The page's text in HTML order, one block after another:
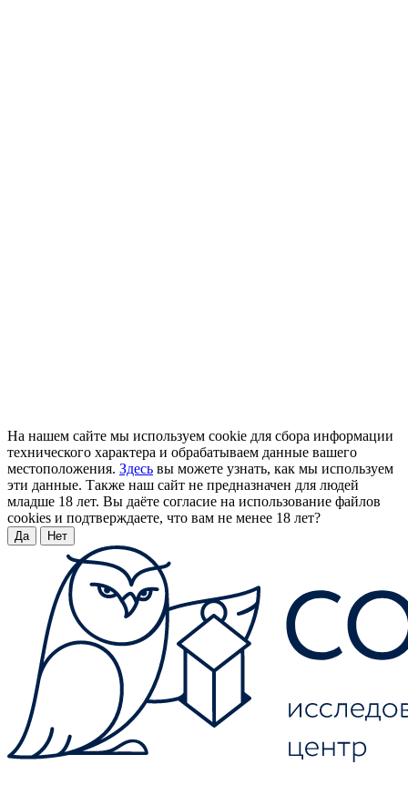
На нашем сайте мы используем cookie для сбора информации
технического характера и обрабатываем данные вашего
местоположения. Здесь вы можете узнать, как мы используем
эти данные. Также наш сайт не предназначен для людей
младше 18 лет. Вы даёте согласие на использование файлов
cookies и подтверждаете, что вам не менее 18 лет?
Да Нет